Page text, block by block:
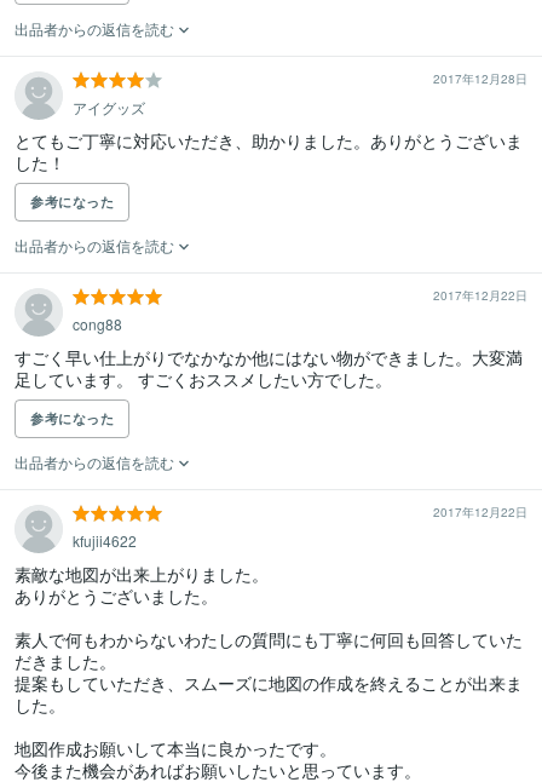
出品者からの返信を読む
2017年12月28日
アイグッズ
とてもご丁寧に対応いただき、助かりました。ありがとうございま
した！
参考になった
出品者からの返信を読む
2017年12月22日
cong88
すごく早い仕上がりでなかなか他にはない物ができました。大変満
足しています。 すごくおススメしたい方でした。
参考になった
出品者からの返信を読む
2017年12月22日
kfujii4622
素敵な地図が出来上がりました。
ありがとうございました。
素人で何もわからないわたしの質問にも丁寧に何回も回答していた
だきました。
提案もしていただき、スムーズに地図の作成を終えることが出来ま
した。
地図作成お願いして本当に良かったです。
今後また機会があればお願いしたいと思っています。